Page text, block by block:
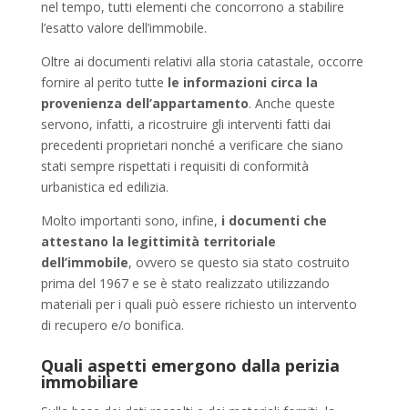
nel tempo, tutti elementi che concorrono a stabilire
l’esatto valore dell’immobile.
Oltre ai documenti relativi alla storia catastale, occorre
fornire al perito tutte le informazioni circa la
provenienza dell’appartamento. Anche queste
servono, infatti, a ricostruire gli interventi fatti dai
precedenti proprietari nonché a verificare che siano
stati sempre rispettati i requisiti di conformità
urbanistica ed edilizia.
Molto importanti sono, infine, i documenti che
attestano la legittimità territoriale
dell’immobile, ovvero se questo sia stato costruito
prima del 1967 e se è stato realizzato utilizzando
materiali per i quali può essere richiesto un intervento
di recupero e/o bonifica.
Quali aspetti emergono dalla perizia
immobiliare